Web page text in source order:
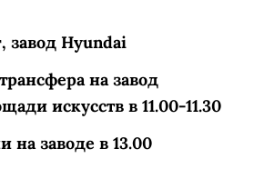
завод Hyundai
на завод
искусств в 11.00-11.30
на заводе в 13.00